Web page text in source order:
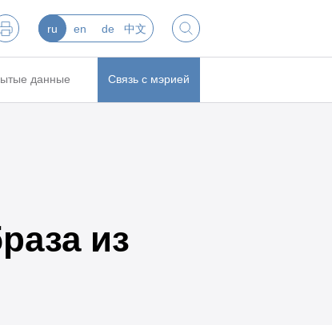
ru en de 中文
данные Связь с мэрией
из